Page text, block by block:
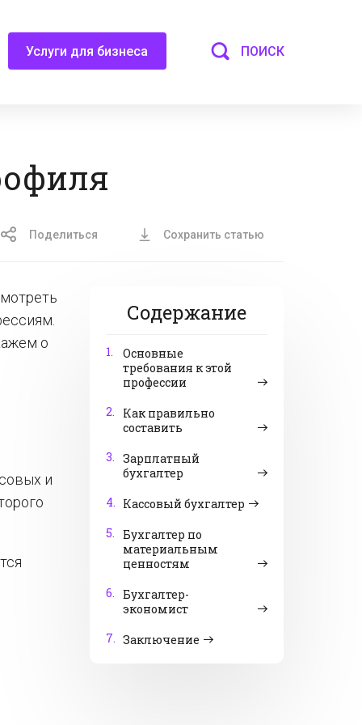
Услуги для бизнеса ПОИСК
Поделиться Сохранить статью
Содержание
1.
Основные
требования к этой
профессии
2.
Как правильно
составить
3. Зарплатный
бухгалтер
4. Кассовый бухгалтер
5. Бухгалтер по
материальным
ценностям
6. Бухгалтер-
экономист
7. Заключение
о
и